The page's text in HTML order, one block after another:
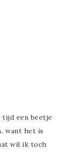
een beetje
want het is
wil ik toch